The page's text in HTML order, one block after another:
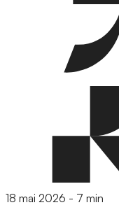
18 mai 2026 - 7 min